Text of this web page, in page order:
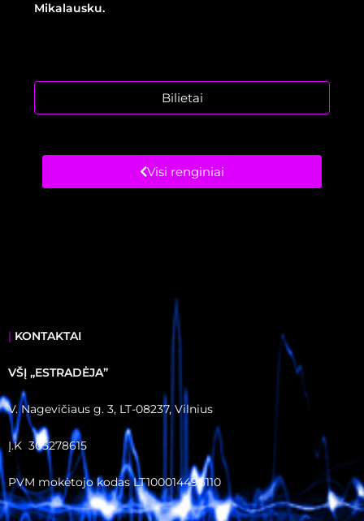
Mikalausku.
Bilietai
Visi renginiai
| KONTAKTAI
VŠĮ ,,ESTRADĖJA”
V. Nagevičiaus g. 3, LT-08237, Vilnius
Į.K 305278615
PVM mokėtojo kodas LT100014496110